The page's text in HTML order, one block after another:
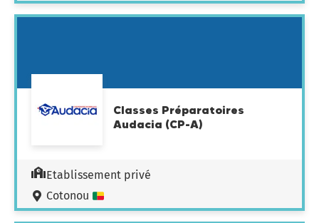
Classes Préparatoires
Audacia (CP-A)
Etablissement privé
Cotonou